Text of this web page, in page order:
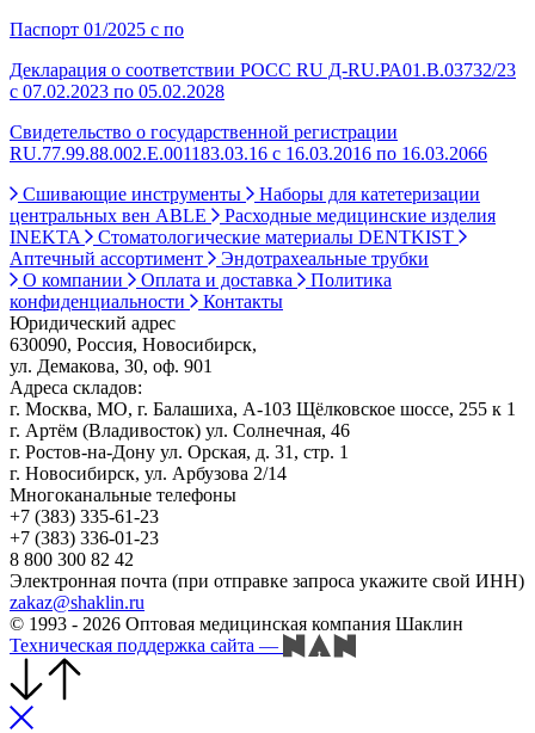
Паспорт 01/2025 с по
Декларация о соответствии РОСС RU Д-RU.РА01.В.03732/23
с 07.02.2023 по 05.02.2028
Свидетельство о государственной регистрации
RU.77.99.88.002.Е.001183.03.16 с 16.03.2016 по 16.03.2066
Сшивающие инструменты
Наборы для катетеризации
центральных вен ABLE
Расходные медицинские изделия
INEKTA
Стоматологические материалы DENTKIST
Аптечный ассортимент
Эндотрахеальные трубки
О компании
Оплата и доставка
Политика
конфиденциальности
Контакты
Юридический адрес
630090, Россия, Новосибирск,
ул. Демакова, 30, оф. 901
Адреса складов:
г. Москва, МО, г. Балашиха, А-103 Щёлковское шоссе, 255 к 1
г. Артём (Владивосток) ул. Солнечная, 46
г. Ростов-на-Дону ул. Орская, д. 31, стр. 1
г. Новосибирск, ул. Арбузова 2/14
Многоканальные телефоны
+7 (383) 335-61-23
+7 (383) 336-01-23
8 800 300 82 42
Электронная почта (при отправке запроса укажите свой ИНН)
zakaz@shaklin.ru
© 1993 - 2026 Оптовая медицинская компания Шаклин
Техническая поддержка сайта —